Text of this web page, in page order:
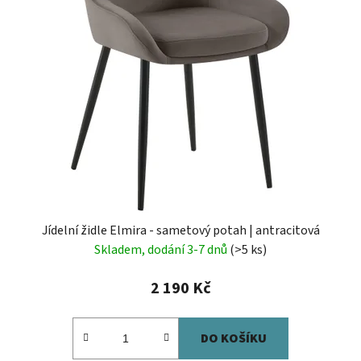
Jídelní židle Elmira - sametový potah | antracitová
Skladem, dodání 3-7 dnů (>5 ks)
2 190 Kč
DO KOŠÍKU